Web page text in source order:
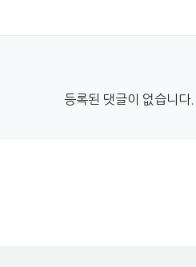
등록된 댓글이 없습니다.